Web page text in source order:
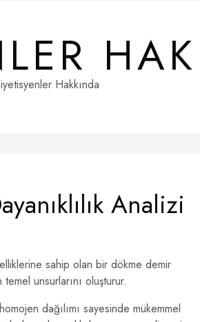
Hakkında
Analizi
sahip olan bir dökme demir
unsurlarını oluşturur.
dağılımı sayesinde mükemmel